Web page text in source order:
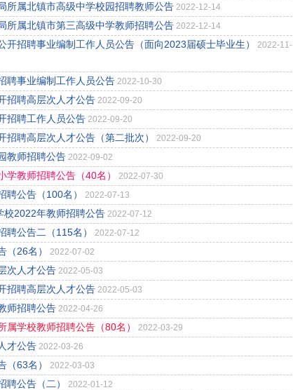
所属北镇市高级中学校园招聘教师公告 2022-12-14
所属北镇市第三高级中学教师招聘公告 2022-12-14
招聘事业编制工作人员公告（面向2023届硕士毕业生）
2022-11-
聘事业编制工作人员公告 2022-10-30
招聘高层次人才公告 2022-09-20
招聘工作人员公告 2022-09-20
聘高层次人才公告（第二批次）
2022-09-20
教师招聘公告 2022-09-02
教师招聘公告（40名）
2022-07-30
聘公告（100名）
2022-07-13
校2022年教师招聘公告 2022-07-12
聘公告二（115名）
2022-07-12
（26名）
2022-07-02
次人才公告 2022-05-03
招聘高层次人才公告 2022-05-03
师招聘公告 2022-04-26
学校教师招聘公告（80名）
2022-03-29
才公告 2022-03-26
（63名）
2022-03-03
聘公告（二）
2022-01-12